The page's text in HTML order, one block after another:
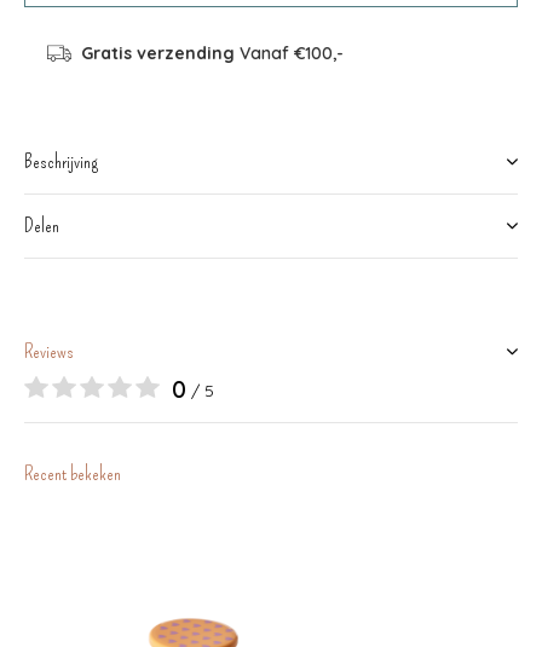
Gratis verzending Vanaf €100,-
Beschrijving
Delen
Reviews
0 / 5
Recent bekeken